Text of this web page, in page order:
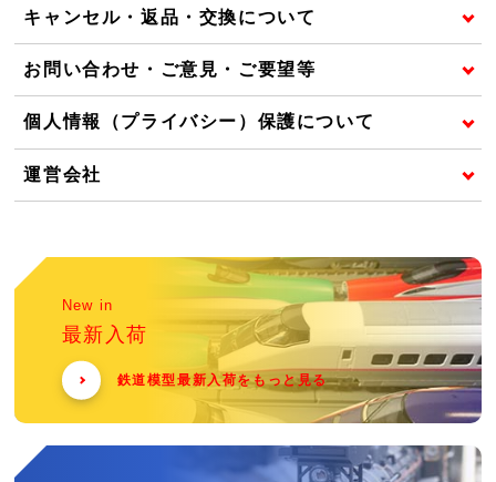
キャンセル・返品・交換について
お問い合わせ・ご意見・ご要望等
個人情報（プライバシー）保護について
運営会社
New in
最新入荷
鉄道模型最新入荷をもっと見る